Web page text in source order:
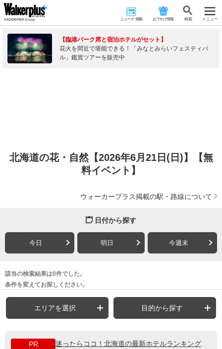
ニュース･連載 おでかけ情報 検 索 メニュー
【臨港パーク席と宿泊ホテルがセット】
花火を間近で堪能できる！「みなとみらいフェスティバ
ル」鑑賞ツアーを販売中
北海道の花・自然【2026年6月21日(日)】【無
料イベント】
ウォーカープラス掲載の駅・路線について
日付から探す
今日 明日 今週末
該当の検索結果は0件でした。
条件を変えてお探しください。
エリアを選択 目的から探す
PR
迷ったらココ！北海道の最新ホテルランキング